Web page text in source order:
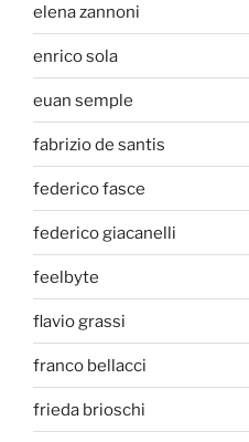
elena zannoni
enrico sola
euan semple
fabrizio de santis
federico fasce
federico giacanelli
feelbyte
flavio grassi
franco bellacci
frieda brioschi